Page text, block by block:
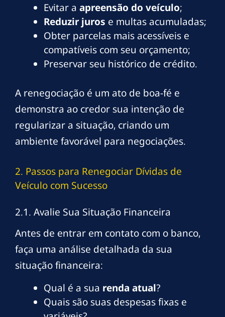
Evitar a apreensão do veículo;
Reduzir juros e multas acumuladas;
Obter parcelas mais acessíveis e
compatíveis com seu orçamento;
Preservar seu histórico de crédito.
A renegociação é um ato de boa-fé e
demonstra ao credor sua intenção de
regularizar a situação, criando um
ambiente favorável para negociações.
2. Passos para Renegociar Dívidas de
Veículo com Sucesso
2.1. Avalie Sua Situação Financeira
Antes de entrar em contato com o banco,
faça uma análise detalhada da sua
situação financeira:
Qual é a sua renda atual?
Quais são suas despesas fixas e